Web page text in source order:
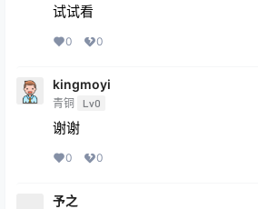
试试看
0 0
kingmoyi
青铜 Lv0
谢谢
0 0
予之